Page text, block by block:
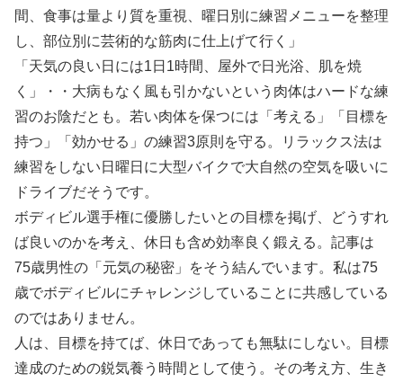
間、食事は量より質を重視、曜日別に練習メニューを整理
し、部位別に芸術的な筋肉に仕上げて行く」
「天気の良い日には1日1時間、屋外で日光浴、肌を焼
く」・・大病もなく風も引かないという肉体はハードな練
習のお陰だとも。若い肉体を保つには「考える」「目標を
持つ」「効かせる」の練習3原則を守る。リラックス法は
練習をしない日曜日に大型バイクで大自然の空気を吸いに
ドライブだそうです。
ボディビル選手権に優勝したいとの目標を掲げ、どうすれ
ば良いのかを考え、休日も含め効率良く鍛える。記事は
75歳男性の「元気の秘密」をそう結んでいます。私は75
歳でボディビルにチャレンジしていることに共感している
のではありません。
人は、目標を持てば、休日であっても無駄にしない。目標
達成のための鋭気養う時間として使う。その考え方、生き